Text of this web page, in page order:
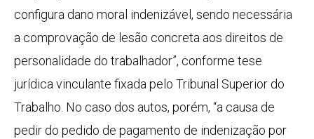
configura dano moral indenizável, sendo necessária
a comprovação de lesão concreta aos direitos de
personalidade do trabalhador”, conforme tese
jurídica vinculante fixada pelo Tribunal Superior do
Trabalho. No caso dos autos, porém, “a causa de
pedir do pedido de pagamento de indenização por